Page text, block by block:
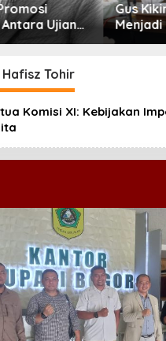
Ujian
Pesta
Gus
Menjadi
Tohir
Komisi XI: Kebijakan